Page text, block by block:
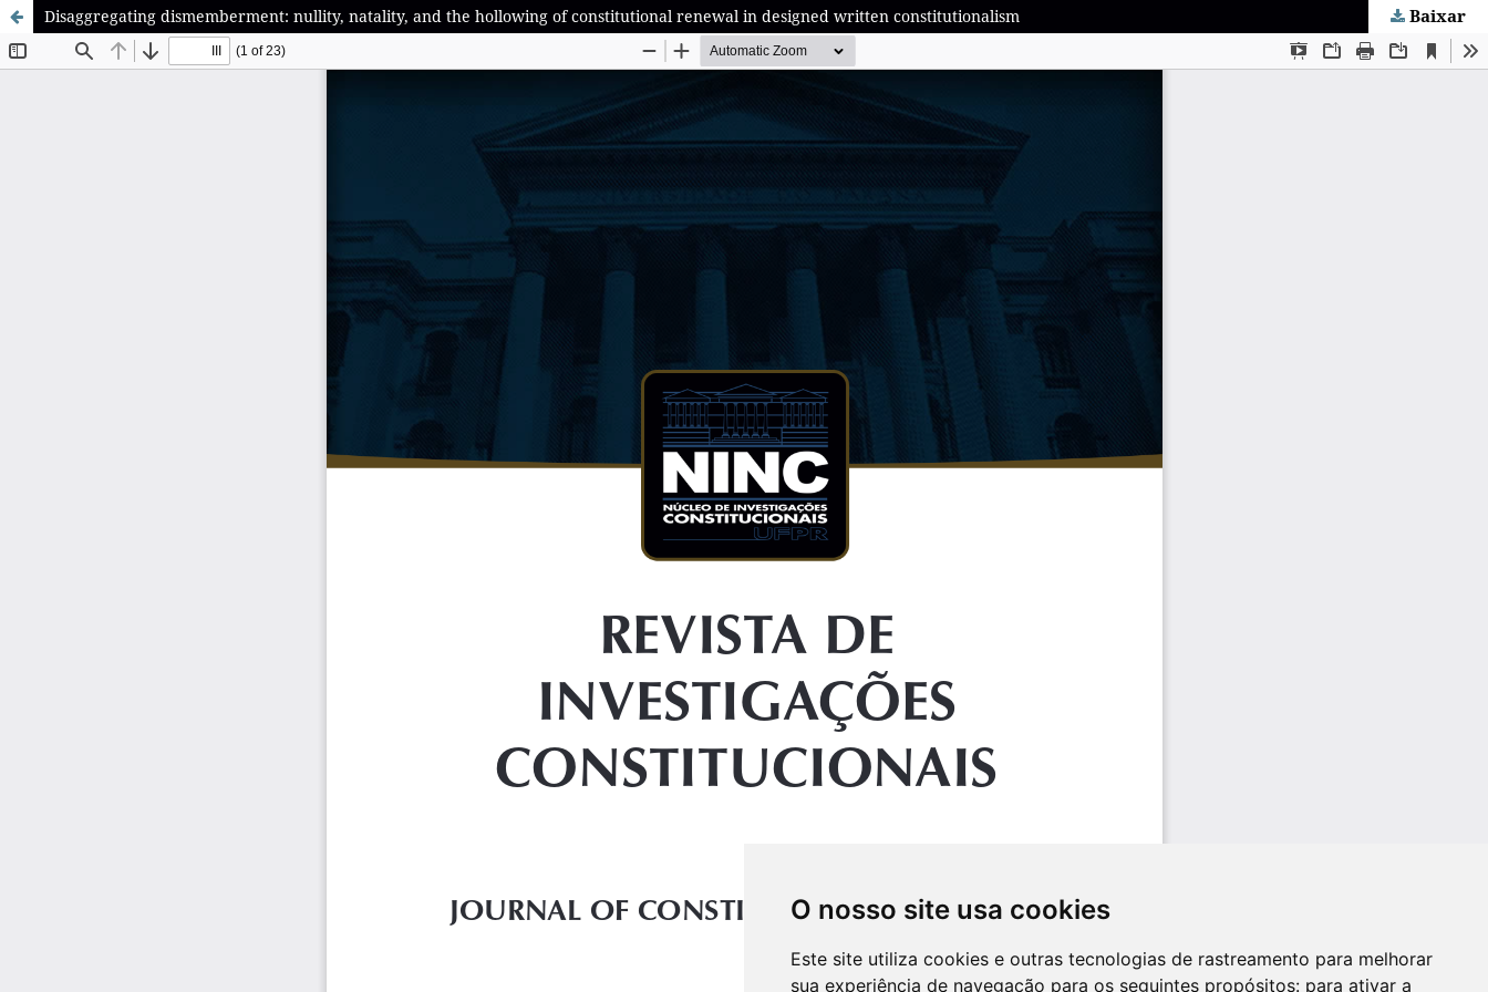
O nosso site usa cookies
Este site utiliza cookies e outras tecnologias de rastreamento para melhorar
sua experiência de navegação para os seguintes propósitos: para ativar a
Disaggregating dismemberment: nullity, natality, and the hollowing of constitutional renewal in designed written constitutionalism Baixar